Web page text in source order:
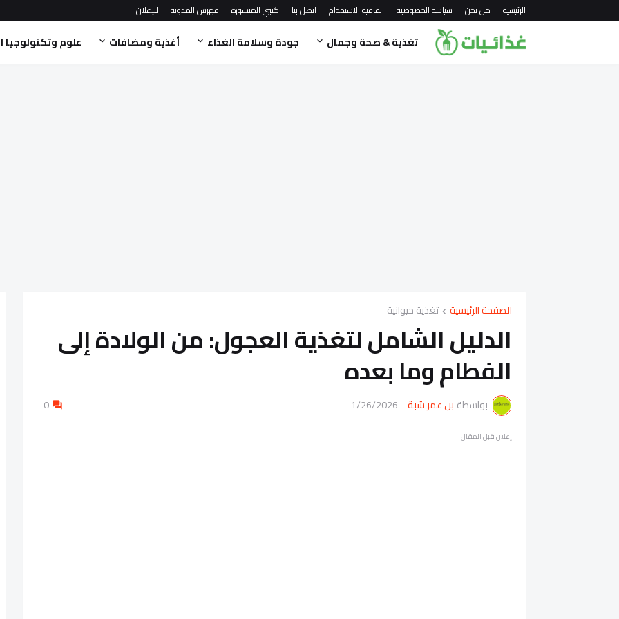
الرئيسية من نحن سياسة الخصوصية اتفاقية الاستخدام اتصل بنا كتبي المنشورة فهرس المدونة للإعلان
تغذية & صحة وجمال جودة وسلامة الغذاء أغذية ومضافات علوم وتكنولوجيا
الصفحة الرئيسية تغذية حيوانية
الدليل الشامل لتغذية العجول: من الولادة إلى
الفطام وما بعده
بواسطة بن عمر شبة-
1/26/2026
0
إعلان قبل المقال